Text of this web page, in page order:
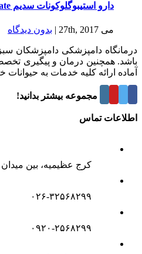
دارو استیبوگلوکونات سدیم Sodium Stibogluconate
می 27th, 2017 | بدون ديدگاه
باشد. همچنین درمان و پیگیری
آماده ارائه کلیه خدمات به
درباره این مجموعه بیشتر بدانید!
اطلاعات تماس
کرج عظیمیه، بین
۰۲۶-۳۲۵۶۸۲۹۹
۰۹۲۰-۲۵۶۸۲۹۹